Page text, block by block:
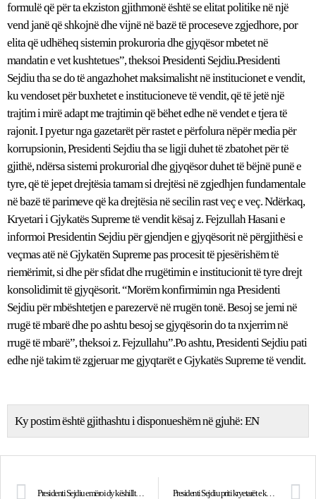
formulë që për ta ekziston gjithmonë është se elitat politike në një
vend janë që shkojnë dhe vijnë në bazë të proceseve zgjedhore, por
elita që udhëheq sistemin prokuroria dhe gjyqësor mbetet në
mandatin e vet kushtetues”, theksoi Presidenti Sejdiu.Presidenti
Sejdiu tha se do të angazhohet maksimalisht në institucionet e vendit,
ku vendoset për buxhetet e institucioneve të vendit, që të jetë një
trajtim i mirë adapt me trajtimin që bëhet edhe në vendet e tjera të
rajonit. I pyetur nga gazetarët për rastet e përfolura nëpër media për
korrupsionin, Presidenti Sejdiu tha se ligji duhet të zbatohet për të
gjithë, ndërsa sistemi prokurorial dhe gjyqësor duhet të bëjnë punë e
tyre, që të jepet drejtësia tamam si drejtësi në zgjedhjen fundamentale
në bazë të parimeve që ka drejtësia në secilin rast veç e veç. Ndërkaq,
Kryetari i Gjykatës Supreme të vendit kësaj z. Fejzullah Hasani e
informoi Presidentin Sejdiu për gjendjen e gjyqësorit në përgjithësi e
veçmas atë në Gjykatën Supreme pas procesit të pjesërishëm të
riemërimit, si dhe për sfidat dhe rrugëtimin e institucionit të tyre drejt
konsolidimit të gjyqësorit. “Morëm konfirmimin nga Presidenti
Sejdiu për mbështetjen e parezervë në rrugën tonë. Besoj se jemi në
rrugë të mbarë dhe po ashtu besoj se gjyqësorin do ta nxjerrim në
rrugë të mbarë”, theksoi z. Fejzullahu”.Po ashtu, Presidenti Sejdiu pati
edhe një takim të zgjeruar me gjyqtarët e Gjykatës Supreme të vendit.
Ky postim është gjithashtu i disponueshëm në gjuhë:EN
Presidenti Sejdiu emëroi dy këshilltarë të rinj Presidenti Sejdiu priti kryetarët e komunave të Kosovës